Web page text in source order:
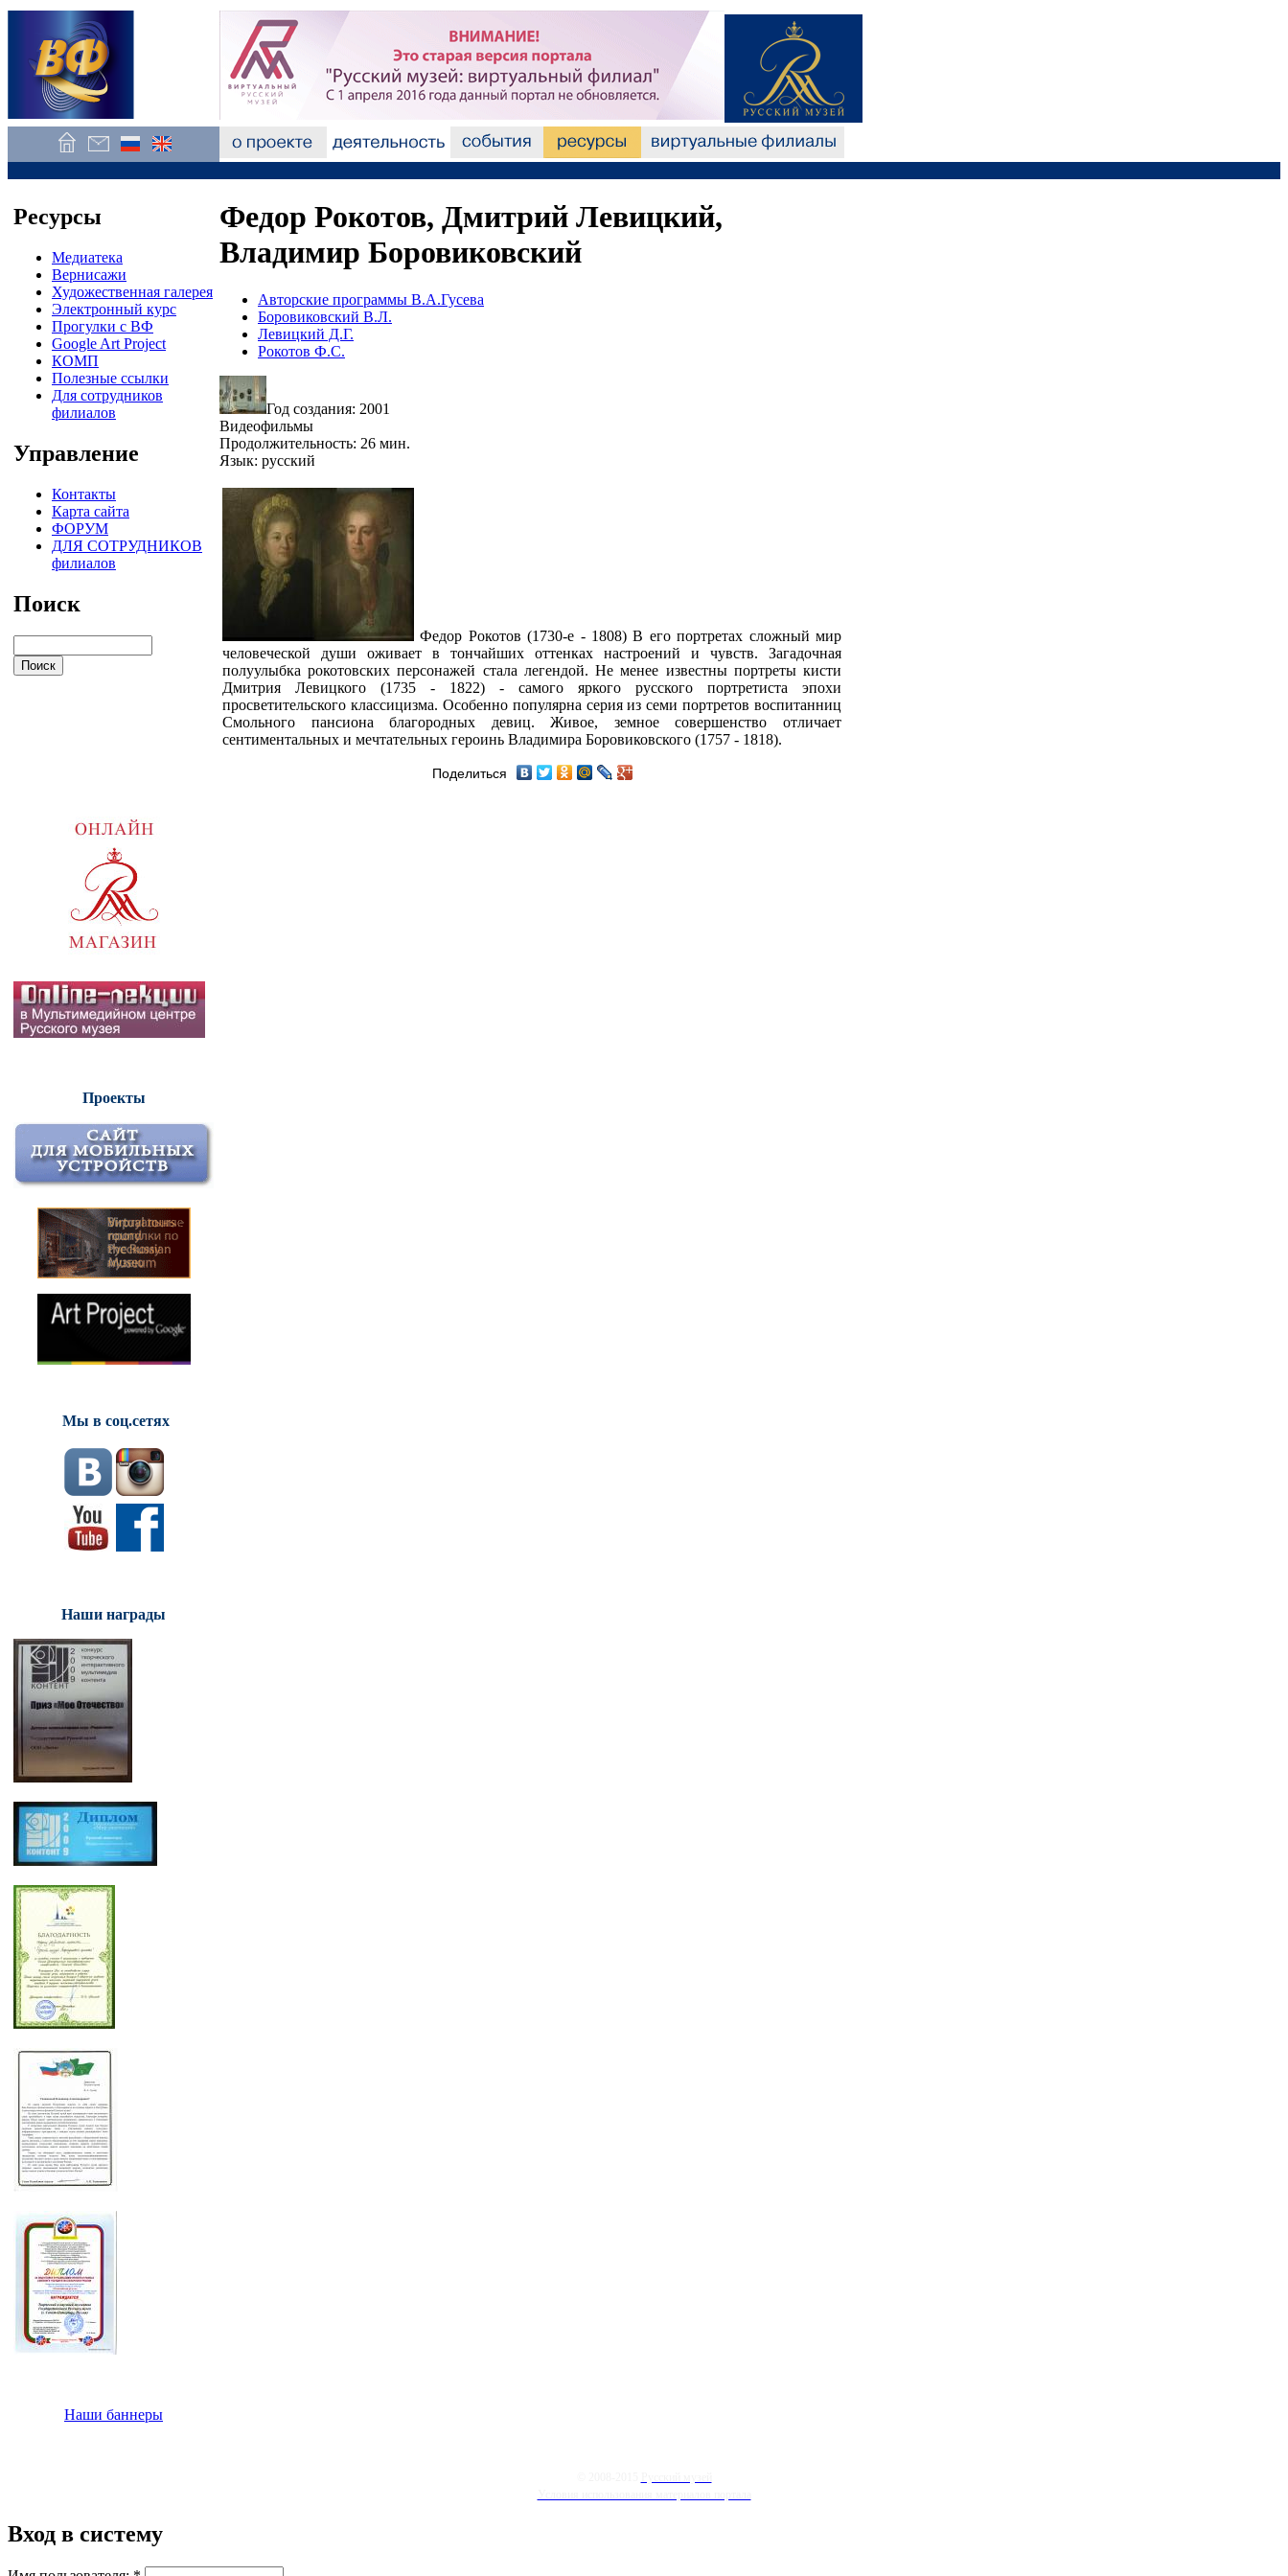
Ресурсы
Медиатека
Вернисажи
Художественная галерея
Электронный курс
Прогулки с ВФ
Google Art Project
КОМП
Полезные ссылки
Для сотрудников
филиалов
Управление
Контакты
Карта сайта
ФОРУМ
ДЛЯ СОТРУДНИКОВ
филиалов
Поиск
Проекты
Мы в соц.сетях
Наши награды
Наши баннеры
Федор Рокотов, Дмитрий Левицкий,
Владимир Боровиковский
Авторские программы В.А.Гусева
Боровиковский В.Л.
Левицкий Д.Г.
Рокотов Ф.С.
Год создания: 2001
Видеофильмы
Продолжительность: 26 мин.
Язык: русский
Федор Рокотов (1730-е - 1808) В его портретах сложный мир
человеческой души оживает в тончайших оттенках настроений и чувств. Загадочная
полуулыбка рокотовских персонажей стала легендой. Не менее известны портреты кисти
Дмитрия Левицкого (1735 - 1822) - самого яркого русского портретиста эпохи
просветительского классицизма. Особенно популярна серия из семи портретов воспитанниц
Смольного пансиона благородных девиц. Живое, земное совершенство отличает
сентиментальных и мечтательных героинь Владимира Боровиковского (1757 - 1818).
Поделиться
Вход в систему